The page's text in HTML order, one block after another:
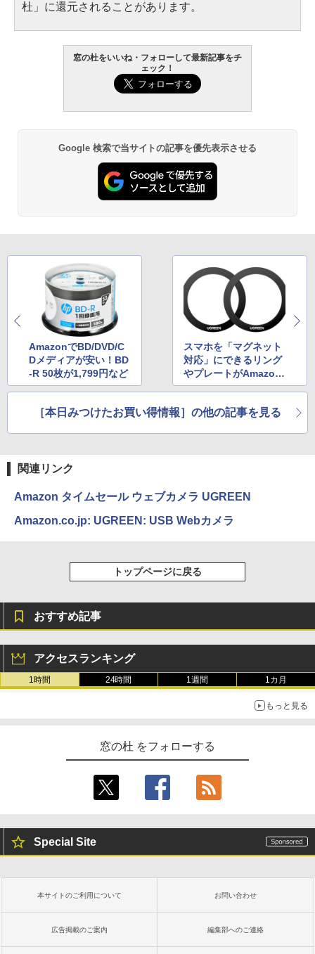
杜」に還元されることがあります。
窓の杜をいいね・フォローして最新記事をチ
ェック！
Google 検索で当サイトの記事を優先表示させる
AmazonでBD/DVD/C
Dメディアが安い！BD
-R 50枚が1,799円など
スマホを「マグネット
対応」にできるリング
やプレートがAmazon
でセール中
［本日みつけたお買い得情報］の他の記事を見る
関連リンク
Amazon タイムセール ウェブカメラ UGREEN
Amazon.co.jp: UGREEN: USB Webカメラ
トップページに戻る
おすすめ記事
アクセスランキング
1時間 24時間 1週間 1カ月
もっと見る
窓の杜 をフォローする
Special Site
本サイトのご利用について お問い合わせ
広告掲載のご案内 編集部へのご連絡